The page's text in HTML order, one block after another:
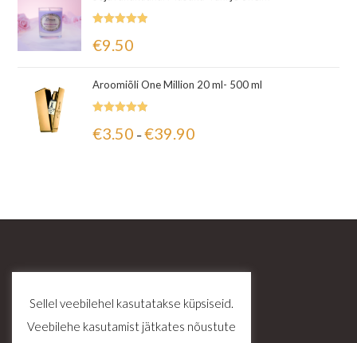
5.00 / 5
€9.50
Aroomiõli One Million 20 ml- 500 ml
5.00/ 5
€3.50 – €39.90
Sellel veebilehel kasutatakse küpsiseid.
Veebilehe kasutamist jätkates nõustute